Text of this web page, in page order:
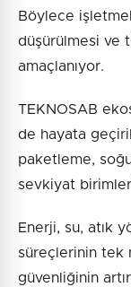
Böylece
düşürülmesi ve
amaçlanıyor.
TEKNOSAB
de hayata
paketleme,
sevkiyat
Enerji, su, atık
süreçlerinin tek
güvenliğinin